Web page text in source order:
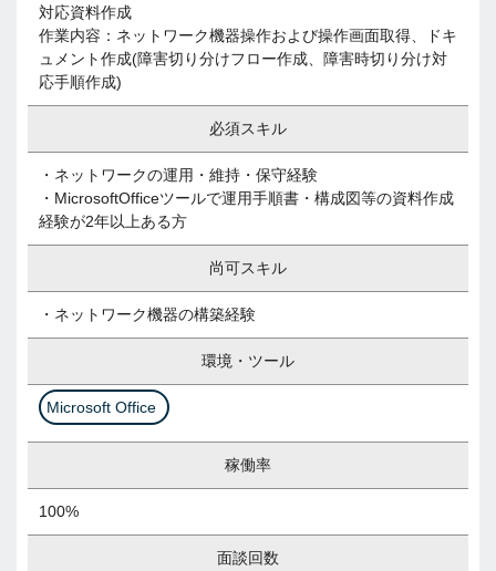
対応資料作成
作業内容：ネットワーク機器操作および操作画面取得、ドキ
ュメント作成(障害切り分けフロー作成、障害時切り分け対
応手順作成)
必須スキル
・ネットワークの運用・維持・保守経験
・MicrosoftOfficeツールで運用手順書・構成図等の資料作成
経験が2年以上ある方
尚可スキル
・ネットワーク機器の構築経験
環境・ツール
Microsoft Office
稼働率
100%
面談回数